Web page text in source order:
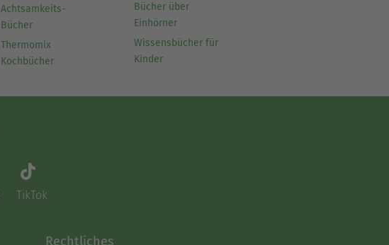
Achtsamkeits-
Bücher
Thermomix
Kochbücher
Bücher über
Einhörner
Wissensbücher für
Kinder
TikTok
Rechtliches